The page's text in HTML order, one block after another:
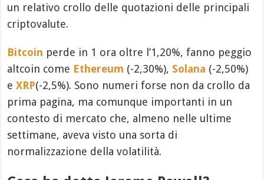
un relativo crollo delle quotazioni delle principali
criptovalute.
Bitcoin perde in 1 ora oltre l’1,20%, fanno peggio
altcoin come Ethereum (-2,30%), Solana (-2,50%)
eXRP(-2,5%). Sono numeri forse non da crollo da
prima pagina, ma comunque importanti in un
contesto di mercato che, almeno nelle ultime
settimane, aveva visto una sorta di
normalizzazione della volatilità.